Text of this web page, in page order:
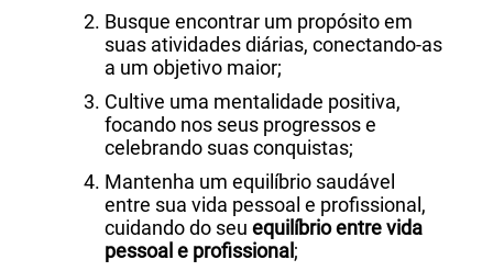
Busque encontrar um propósito em
suas atividades diárias, conectando-as
a um objetivo maior;
Cultive uma mentalidade positiva,
focando nos seus progressos e
celebrando suas conquistas;
Mantenha um equilíbrio saudável
entre sua vida pessoal e profissional,
cuidando do seu equilíbrio entre vida
pessoal e profissional;